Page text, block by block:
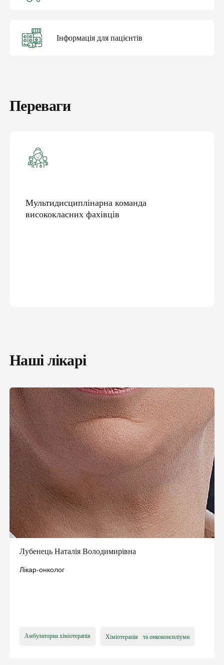
Інформація для пацієнтів
Переваги
Мультидисциплінарна команда
висококласних фахівців
Наші лікарі
Лубенець Наталія Володимирівна
Лікар-онколог
Амбулаторна хіміотерапія Хіміотерапія та онкоконсиліуми